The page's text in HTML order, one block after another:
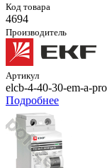
Код товара
4694
Производитель
Артикул
elcb-4-40-30-em-a-pro
Подробнее